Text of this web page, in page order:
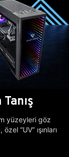
yüzeyleri göz
“UV” ışınları